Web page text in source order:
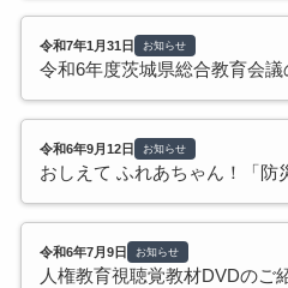
令和7年1月31日 お知らせ
令和6年度茨城県総合教育会議
令和6年9月12日 お知らせ
おしえて ふれあちゃん！「防
令和6年7月9日 お知らせ
人権教育視聴覚教材DVDのご